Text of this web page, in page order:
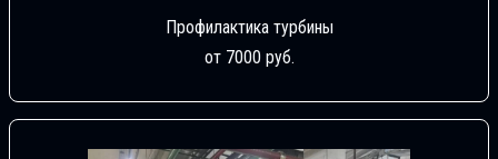
Профилактика турбины
от 7000 руб.